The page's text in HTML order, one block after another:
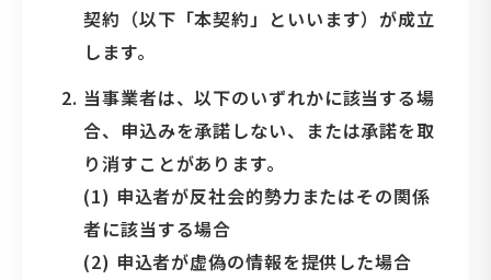
契約（以下「本契約」といいます）が成立
します。
当事業者は、以下のいずれかに該当する場
合、申込みを承諾しない、または承諾を取
り消すことがあります。
(1) 申込者が反社会的勢力またはその関係
者に該当する場合
(2) 申込者が虚偽の情報を提供した場合